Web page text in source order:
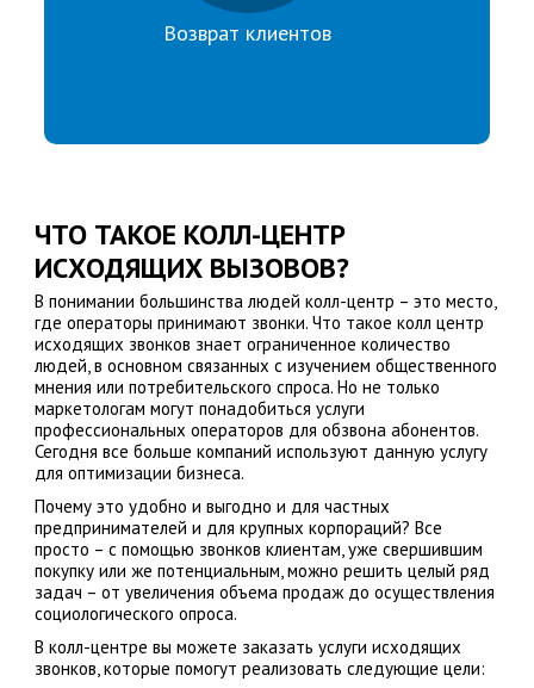
Возврат клиентов
ЧТО ТАКОЕ КОЛЛ-ЦЕНТР
ИСХОДЯЩИХ ВЫЗОВОВ?
В понимании большинства людей колл-центр – это место,
где операторы принимают звонки. Что такое колл центр
исходящих звонков знает ограниченное количество
людей, в основном связанных с изучением общественного
мнения или потребительского спроса. Но не только
маркетологам могут понадобиться услуги
профессиональных операторов для обзвона абонентов.
Сегодня все больше компаний используют данную услугу
для оптимизации бизнеса.
Почему это удобно и выгодно и для частных
предпринимателей и для крупных корпораций? Все
просто – с помощью звонков клиентам, уже свершившим
покупку или же потенциальным, можно решить целый ряд
задач – от увеличения объема продаж до осуществления
социологического опроса.
В колл-центре вы можете заказать услуги исходящих
звонков, которые помогут реализовать следующие цели: